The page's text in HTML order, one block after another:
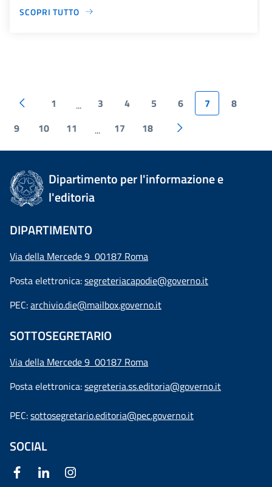
SCOPRI TUTTO
1 ... 3 4 5 6 7
8
9
10 11 ... 17 18
Dipartimento per l'informazione e
l'editoria
DIPARTIMENTO
Via della Mercede 9 00187 Roma
Posta elettronica:segreteriacapodie@governo.it
PEC:archivio.die@mailbox.governo.it
SOTTOSEGRETARIO
Via della Mercede 9 00187 Roma
Posta elettronica:segreteria.ss.editoria@governo.it
PEC:sottosegretario.editoria@pec.governo.it
SOCIAL